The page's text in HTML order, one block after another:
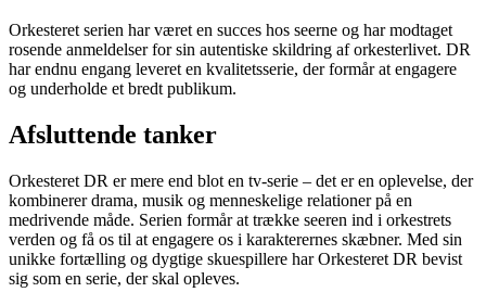
Orkesteret serien har været en succes hos seerne og har modtaget
rosende anmeldelser for sin autentiske skildring af orkesterlivet. DR
har endnu engang leveret en kvalitetsserie, der formår at engagere
og underholde et bredt publikum.
Afsluttende tanker
Orkesteret DR er mere end blot en tv-serie – det er en oplevelse, der
kombinerer drama, musik og menneskelige relationer på en
medrivende måde. Serien formår at trække seeren ind i orkestrets
verden og få os til at engagere os i karakterernes skæbner. Med sin
unikke fortælling og dygtige skuespillere har Orkesteret DR bevist
sig som en serie, der skal opleves.